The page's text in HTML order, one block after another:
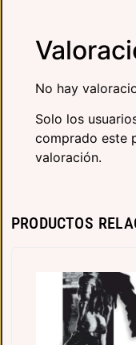
No hay
Solo los
comprado este
valoración.
PRODUCTOS